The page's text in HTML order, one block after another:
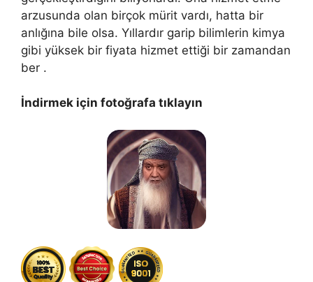
arzusunda olan birçok mürit vardı, hatta bir
anlığına bile olsa. Yıllardır garip bilimlerin kimya
gibi yüksek bir fiyata hizmet ettiği bir zamandan
ber .
İndirmek için fotoğrafa tıklayın